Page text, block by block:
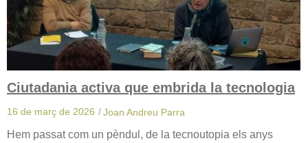
Ciutadania activa que embrida la tecnologia
16 de març de 2026 /Joan Andreu Parra
Hem passat com un pèndul, de la tecnoutopia els anys